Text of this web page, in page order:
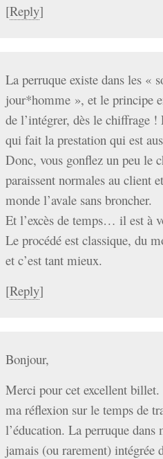
[Reply]
La perruque existe dans les «
jour*homme », et le principe
de l’intégrer, dès le chiffrage !
qui fait la prestation qui est
Donc, vous gonflez un peu le
paraissent normales au client
monde l’avale sans broncher.
Et l’excès de temps… il est à
Le procédé est classique, du
et c’est tant mieux.
[Reply]
Bonjour,
Merci pour cet excellent
ma réflexion sur le temps de
l’éducation. La perruque dans
jamais (ou rarement) intégrée